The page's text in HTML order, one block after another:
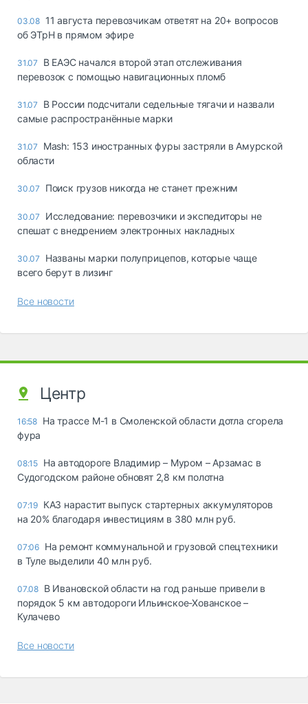
03.08 11 августа перевозчикам ответят на 20+ вопросов
об ЭТрН в прямом эфире
31.07
В ЕАЭС начался второй этап отслеживания
перевозок с помощью навигационных пломб
31.07
В России подсчитали седельные тягачи и назвали
самые распространённые марки
31.07
Mash: 153 иностранных фуры застряли в Амурской
области
30.07 Поиск грузов никогда не станет прежним
30.07
Исследование: перевозчики и экспедиторы не
спешат с внедрением электронных накладных
30.07
Названы марки полуприцепов, которые чаще
всего берут в лизинг
Все новости
Центр
16:58 На трассе М-1 в Смоленской области дотла сгорела
фура
08:15 На автодороге Владимир – Муром – Арзамас в
Судогодском районе обновят 2,8 км полотна
07:19 КАЗ нарастит выпуск стартерных аккумуляторов
на 20% благодаря инвестициям в 380 млн руб.
07:06 На ремонт коммунальной и грузовой спецтехники
в Туле выделили 40 млн руб.
07.08 В Ивановской области на год раньше привели в
порядок 5 км автодороги Ильинское-Хованское –
Кулачево
Все новости